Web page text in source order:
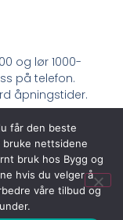
og lør 1000-
på telefon.
åpningstider.
får den beste
nettsidene
bruk hos Bygg og
hvis du velger å
våre tilbud og